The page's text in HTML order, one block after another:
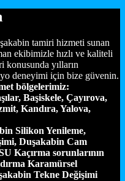
tamiri hizmeti sunan
ekibimizle hızlı ve kaliteli
konusunda yılların
deneyimi için bize güvenin.
bölgelerimiz:
Başiskele, Çayırova,
Kandıra, Yalova,
Silikon Yenileme,
Duşakabin Cam
Kaçırma sorunlarının
Karamürsel
Tekne Değişimi